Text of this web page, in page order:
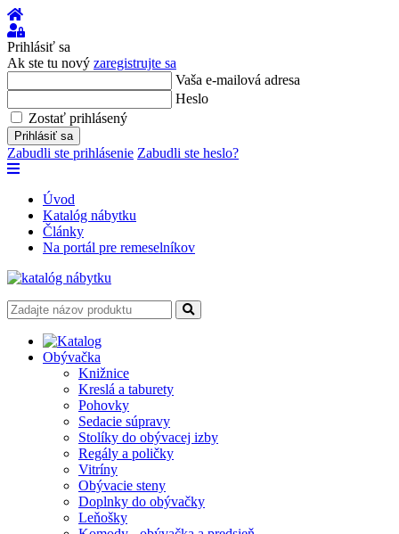
Úvod
Prihlásiť
sa
Prihlásiť sa
Ak ste tu nový zaregistrujte sa
Vaša e-mailová adresa
Heslo
Zostať prihlásený
Prihlásiť sa
Zabudli ste prihlásenie Zabudli ste heslo?
Úvod
Katalóg nábytku
Články
Na portál pre remeselníkov
Obývačka
Knižnice
Kreslá a taburety
Pohovky
Sedacie súpravy
Stolíky do obývacej izby
Regály a poličky
Vitríny
Obývacie steny
Doplnky do obývačky
Leňošky